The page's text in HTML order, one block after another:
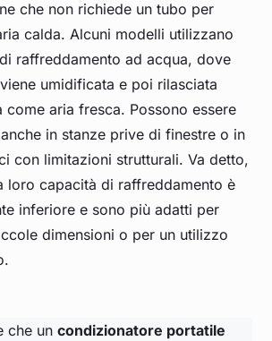
che non richiede un tubo per
calda. Alcuni modelli utilizzano
raffreddamento ad acqua, dove
viene umidificata e poi rilasciata
come aria fresca. Possono essere
in stanze prive di finestre o in
con limitazioni strutturali. Va detto,
loro capacità di raffreddamento è
inferiore e sono più adatti per
dimensioni o per un utilizzo
che uncondizionatore portatile